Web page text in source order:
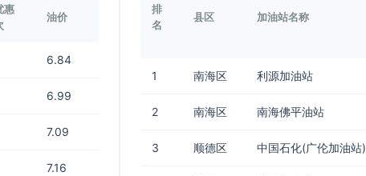
惠
油价
6.84
6.99
7.09
7.16
排
名
县区 加油站名称
1 南海区 利源加油站
2 南海区 南海佛平油站
3 顺德区 中国石化(广伦加油站)